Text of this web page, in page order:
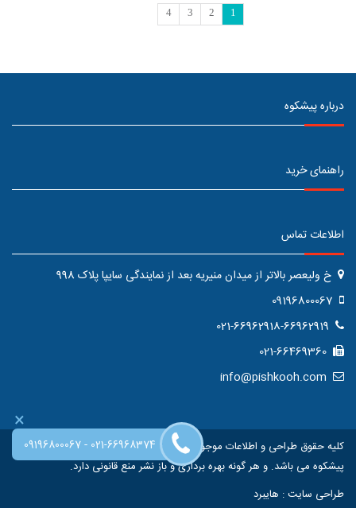
1
2
3
4
درباره پیشکوه
راهنمای خرید
اطلاعات تماس
خ ولیعصر بالاتر از میدان منیریه بعد از نمایندگی سایپا پلاک 998
کلیه حقوق طراحی و اطلاعات موجود در این سایت متعلق به فروشگاه اینترنتی
پیشکوه می باشد. و هر گونه بهره برداری و باز نشر منع قانونی دارد.
طراحی سایت: هایبرد
×
09196800067- 021-66968374